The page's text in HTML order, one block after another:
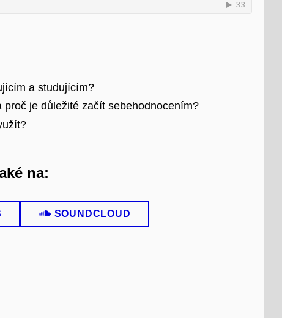
a studujícím?
je důležité začít sebehodnocením?
na:
SOUNDCLOUD